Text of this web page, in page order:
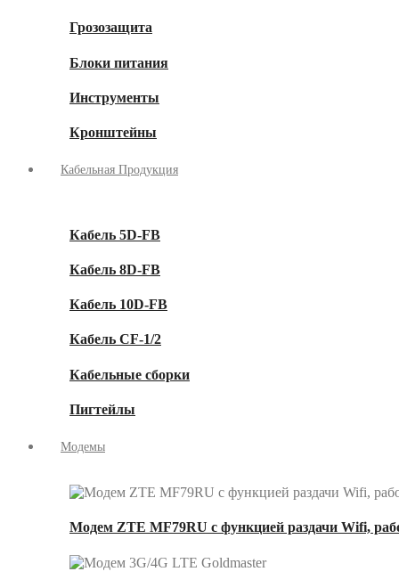
Грозозащита
Блоки питания
Инструменты
Кронштейны
Кабельная Продукция
Кабель 5D-FB
Кабель 8D-FB
Кабель 10D-FB
Кабель CF-1/2
Кабельные сборки
Пигтейлы
Модемы
Модем ZTE MF79RU с функцией раздачи Wifi,